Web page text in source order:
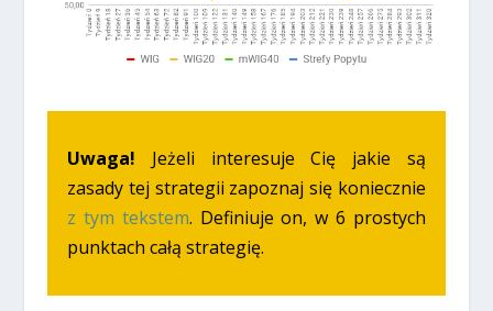
Uwaga! Jeżeli interesuje Cię jakie są
zasady tej strategii zapoznaj się koniecznie
z tym tekstem. Definiuje on, w 6 prostych
punktach całą strategię.